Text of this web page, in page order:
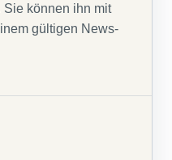
Sie können ihn mit
gültigen News-